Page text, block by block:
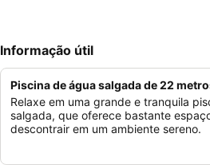
Informação útil
Piscina de água salgada de 22
Relaxe em uma grande e tranquila
salgada, que oferece bastante
descontrair em um ambiente sereno.